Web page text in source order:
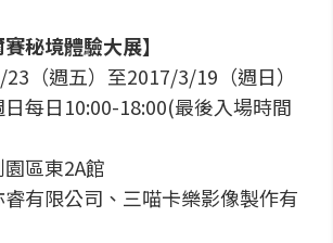
秘境體驗大展】
（週五）至2017/3/19（週日）
每日10:00-18:00(最後入場時間
區東2A館
有限公司、三喵卡樂影像製作有